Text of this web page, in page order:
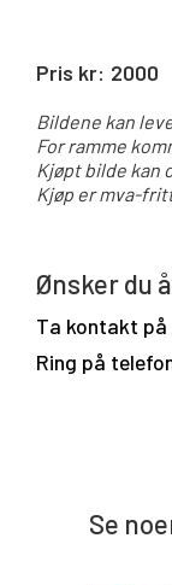
Pris kr: 2000
Bildene kan
For ramme
Kjøpt bilde kan
Kjøp er mva-
Ønsker du
Ta kontakt
Ring på
Se